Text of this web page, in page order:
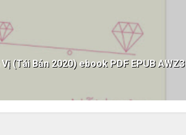
(Tái Bản 2020) ebook PDF EPUB AWZ3